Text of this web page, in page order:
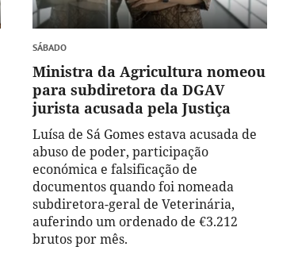
SÁBADO
Ministra da Agricultura nomeou
para subdiretora da DGAV
jurista acusada pela Justiça
Luísa de Sá Gomes estava acusada de
abuso de poder, participação
económica e falsificação de
documentos quando foi nomeada
subdiretora-geral de Veterinária,
auferindo um ordenado de €3.212
brutos por mês.